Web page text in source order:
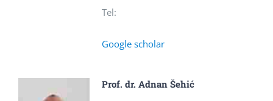
Tel:
Google scholar
Prof. dr. Adnan Šehić